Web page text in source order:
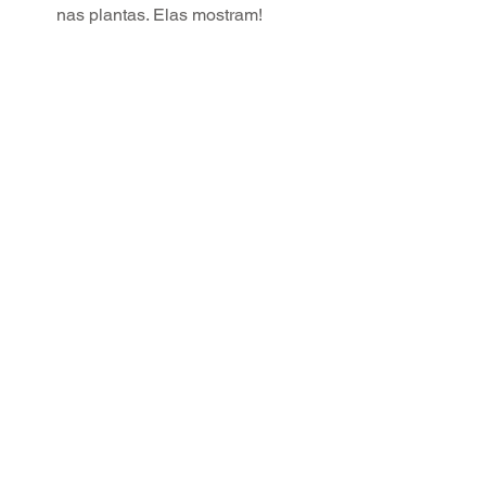
nas plantas. Elas mostram!